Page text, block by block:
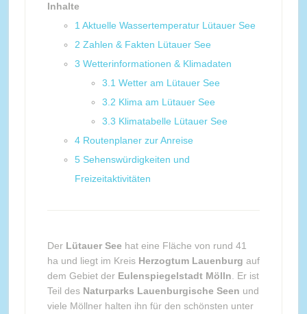
Inhalte
1 Aktuelle Wassertemperatur Lütauer See
2 Zahlen & Fakten Lütauer See
3 Wetterinformationen & Klimadaten
3.1 Wetter am Lütauer See
3.2 Klima am Lütauer See
3.3 Klimatabelle Lütauer See
4 Routenplaner zur Anreise
5 Sehenswürdigkeiten und
Freizeitaktivitäten
Der Lütauer See hat eine Fläche von rund 41
ha und liegt im Kreis Herzogtum Lauenburg auf
dem Gebiet der Eulenspiegelstadt Mölln . Er ist
Teil des Naturparks Lauenburgische Seen und
viele Möllner halten ihn für den schönsten unter